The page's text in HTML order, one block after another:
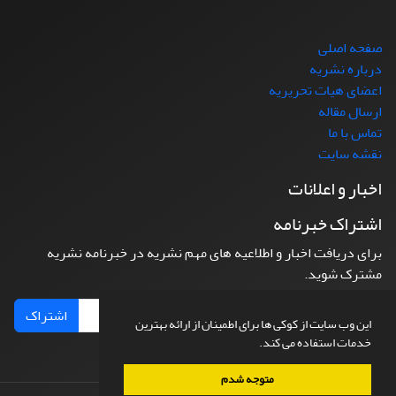
این وب سایت از کوکی ها برای اطمینان از ارائه بهترین
خدمات استفاده می کند.
متوجه شدم
صفحه اصلی
درباره نشریه
اعضای هیات تحریریه
ارسال مقاله
تماس با ما
نقشه سایت
اخبار و اعلانات
اشتراک خبرنامه
برای دریافت اخبار و اطلاعیه های مهم نشریه در خبرنامه نشریه
مشترک شوید.
اشتراک